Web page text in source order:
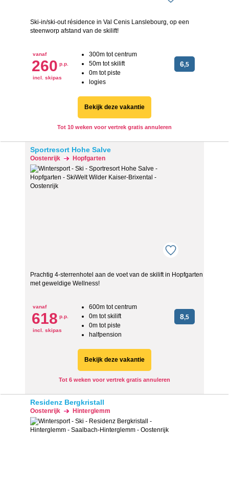
Ski-in/ski-out résidence in Val Cenis Lanslebourg, op een
steenworp afstand van de skilift!
vanaf
260 p.p.
incl. skipas
300m tot centrum
50m tot skilift
0m tot piste
logies
6,5
Bekijk deze vakantie
Tot 10 weken voor vertrek gratis annuleren
Sportresort Hohe Salve
Oostenrijk Hopfgarten
Prachtig 4-sterrenhotel aan de voet van de skilift in Hopfgarten
met geweldige Wellness!
vanaf
618 p.p.
incl. skipas
600m tot centrum
0m tot skilift
0m tot piste
halfpension
8,5
Bekijk deze vakantie
Tot 6 weken voor vertrek gratis annuleren
Residenz Bergkristall
Oostenrijk Hinterglemm